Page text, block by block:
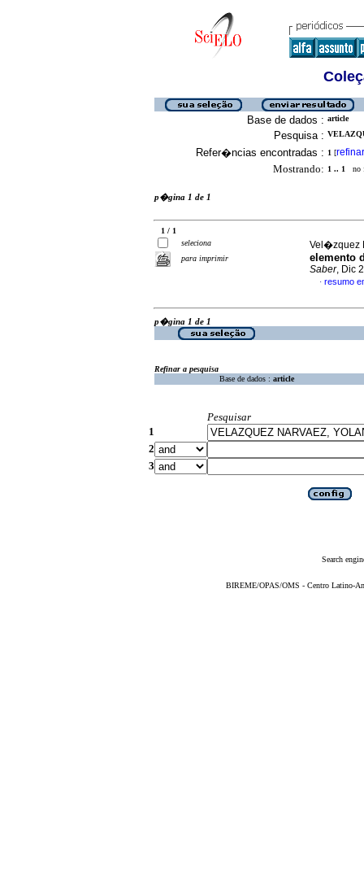
Base de dados : article
Pesquisa :
Refer�ncias encontradas : 1 [refinar
Mostrando: 1 .. 1 no
p�gina 1 de 1
1 / 1
seleciona
para imprimir
Vel�zquez
elemento
Saber, Dic
· resumo
p�gina 1 de 1
Refinar a pesquisa
Base de dados : article
Pesquisar
1
2
3
Search
BIREME/OPAS/OMS - Centro Latino-